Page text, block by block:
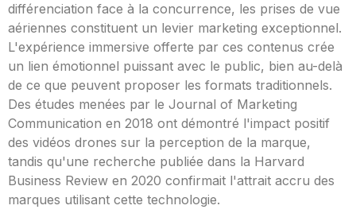
différenciation face à la concurrence, les prises de vue
aériennes constituent un levier marketing exceptionnel.
L'expérience immersive offerte par ces contenus crée
un lien émotionnel puissant avec le public, bien au-delà
de ce que peuvent proposer les formats traditionnels.
Des études menées par le Journal of Marketing
Communication en 2018 ont démontré l'impact positif
des vidéos drones sur la perception de la marque,
tandis qu'une recherche publiée dans la Harvard
Business Review en 2020 confirmait l'attrait accru des
marques utilisant cette technologie.